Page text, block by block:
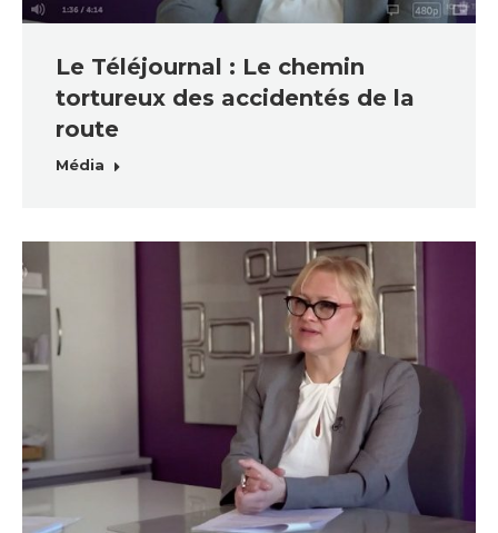
Le Téléjournal : Le chemin
tortureux des accidentés de la
route
Média